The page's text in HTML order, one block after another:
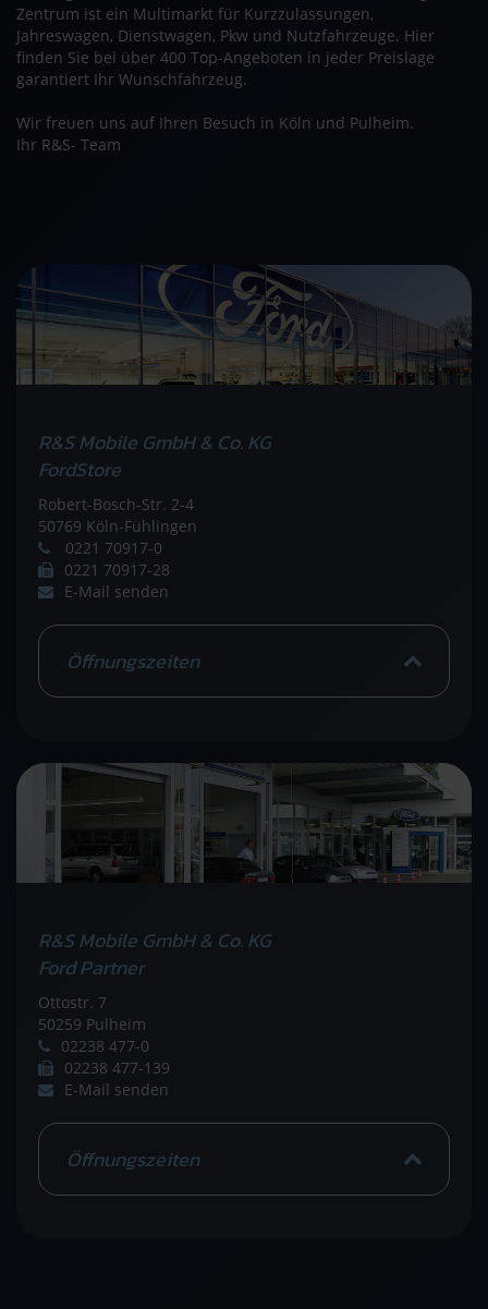
Zentrum ist ein Multimarkt für Kurzzulassungen,
Jahreswagen, Dienstwagen, Pkw und Nutzfahrzeuge. Hier
finden Sie bei über 400 Top-Angeboten in jeder Preislage
garantiert Ihr Wunschfahrzeug.
Wir freuen uns auf Ihren Besuch in Köln und Pulheim.
Ihr R&S- Team
R&S Mobile GmbH & Co. KG
FordStore
Robert-Bosch-Str. 2-4
50769 Köln-Fühlingen
0221 70917-0
0221 70917-28
E-Mail senden
Öffnungszeiten
R&S Mobile GmbH & Co. KG
Ford Partner
Ottostr. 7
50259 Pulheim
02238 477-0
02238 477-139
E-Mail senden
Öffnungszeiten